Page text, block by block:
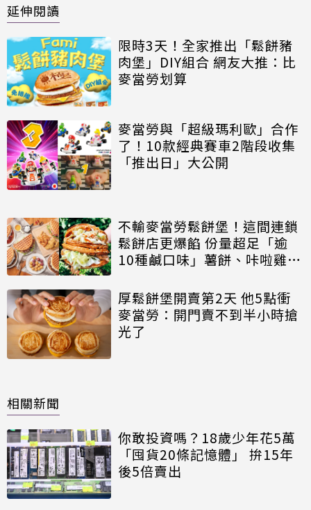
延伸閱讀
限時3天！全家推出「鬆餅豬
肉堡」DIY組合 網友大推：比
麥當勞划算
麥當勞與「超級瑪利歐」合作
了！10款經典賽車2階段收集
「推出日」大公開
不輸麥當勞鬆餅堡！這間連鎖
鬆餅店更爆餡 份量超足「逾
10種鹹口味」薯餅、咔啦雞、
厚鬆餅堡開賣第2天 他5點衝
麥當勞：開門賣不到半小時搶
光了
相關新聞
你敢投資嗎？18歲少年花5萬
「囤貨20條記憶體」 拚15年
後5倍賣出